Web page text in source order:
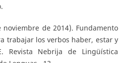
noviembre de 2014). Fundamento
trabajar los verbos haber, estar y
Nebrija de Lingüística